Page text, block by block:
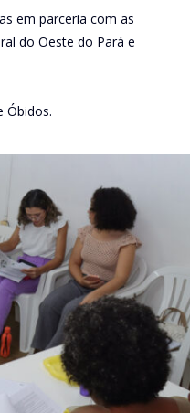
em parceria com as
do Oeste do Pará e
Óbidos.